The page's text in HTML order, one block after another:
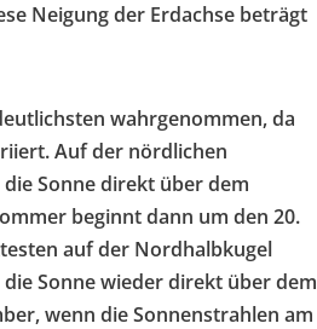
Neigung der Erdachse beträgt
wahrgenommen, da
Auf der nördlichen
Sonne direkt über dem
beginnt dann um den 20.
auf der Nordhalbkugel
Sonne wieder direkt über dem
wenn die Sonnenstrahlen am